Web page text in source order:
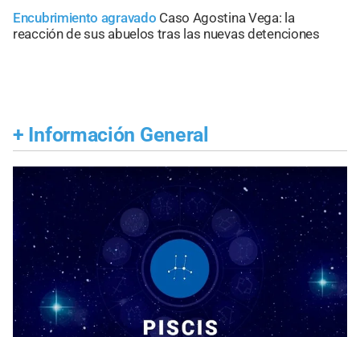
Encubrimiento agravado Caso Agostina Vega: la
reacción de sus abuelos tras las nuevas detenciones
+ Información General